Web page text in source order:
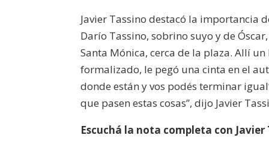
Javier Tassino destacó la importancia
Darío Tassino, sobrino suyo y de
Santa Mónica, cerca de la plaza. Allí
formalizado, le pegó una cinta en el
donde están y vos podés terminar
que pasen estas cosas”, dijo Javier
Escuchá la nota completa con Javier